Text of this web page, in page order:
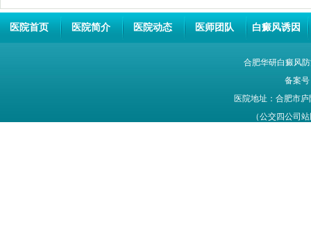
医院首页 医院简介 医院动态 医师团队 白癜风诱因
合肥华研白癜风
备案号
医院地址：合肥市
（公交四公司